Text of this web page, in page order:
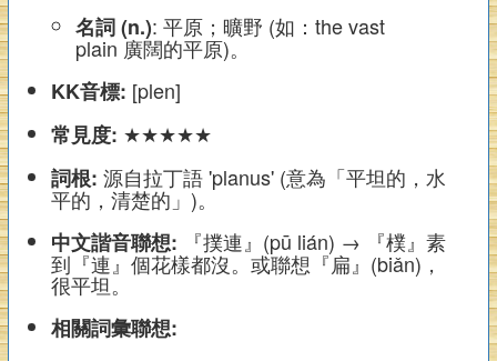
名詞 (n.): 平原；曠野 (如：the vast
plain 廣闊的平原)。
KK音標: [plen]
常見度: ★★★★★
詞根: 源自拉丁語 'planus' (意為「平坦的，水
平的，清楚的」)。
中文諧音聯想: 『撲連』(pū lián) → 『樸』素
到『連』個花樣都沒。或聯想『扁』(biǎn)，
很平坦。
相關詞彙聯想: